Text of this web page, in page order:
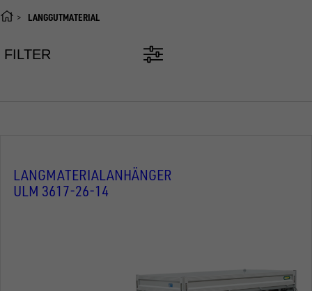
LANGGUTMATERIAL
FILTER
LANGMATERIALANHÄNGER
ULM 3617-26-14